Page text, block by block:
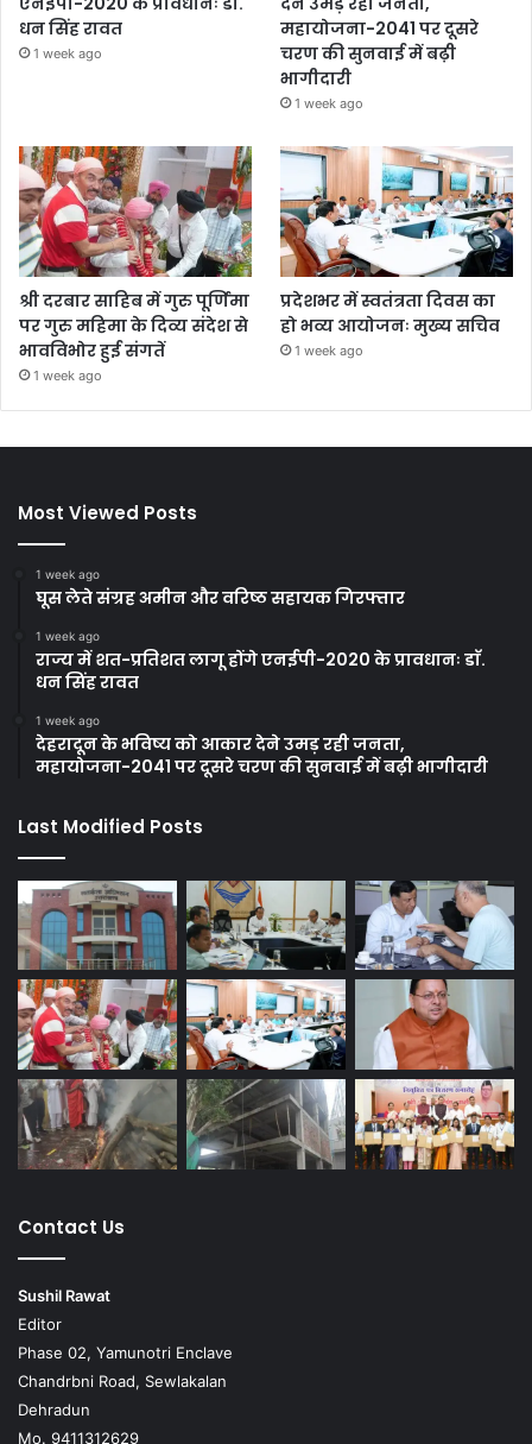
धन सिंह रावत
1 week ago
महायोजना-2041 पर दूसरे
चरण की सुनवाई में बढ़ी
भागीदारी
1 week ago
श्री दरबार साहिब में गुरु पूर्णिमा
पर गुरु महिमा के दिव्य संदेश से
भावविभोर हुई संगतें
1 week ago
प्रदेशभर में स्वतंत्रता दिवस का
हो भव्य आयोजनः मुख्य सचिव
1 week ago
Most Viewed Posts
1 week ago
घूस लेते संग्रह अमीन और वरिष्ठ सहायक गिरफ्तार
1 week ago
राज्य में शत-प्रतिशत लागू होंगे एनईपी-2020 के प्रावधानः डाॅ.
धन सिंह रावत
1 week ago
देहरादून के भविष्य को आकार देने उमड़ रही जनता,
महायोजना-2041 पर दूसरे चरण की सुनवाई में बढ़ी भागीदारी
Last Modified Posts
Contact Us
Sushil Rawat
Editor
Phase 02, Yamunotri Enclave
Chandrbni Road, Sewlakalan
Dehradun
Mo. 9411312629